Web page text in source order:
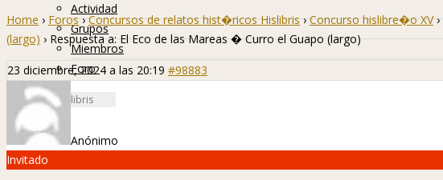
Actividad
Grupos
Miembros
Foro
Home › Foros › Concursos de relatos hist�ricos Hislibris › Concurso hislibre�o XV ›
(largo) › Respuesta a: El Eco de las Mareas � Curro el Guapo (largo)
23 diciembre, 2024 a las 20:19 #98883
Anónimo
Invitado